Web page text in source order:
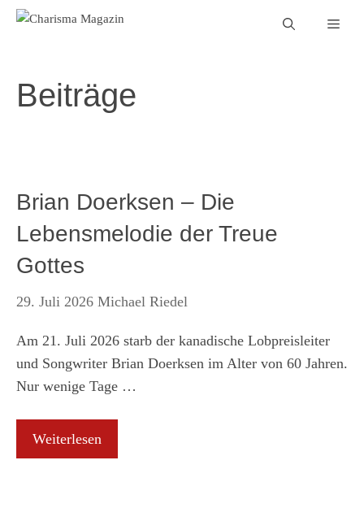
Zum
Beiträge
Brian Doerksen – Die
Lebensmelodie der Treue
Gottes
29. Juli 2026 Michael Riedel
Am 21. Juli 2026 starb der kanadische Lobpreisleiter
und Songwriter Brian Doerksen im Alter von 60 Jahren.
Nur wenige Tage …
Weiterlesen